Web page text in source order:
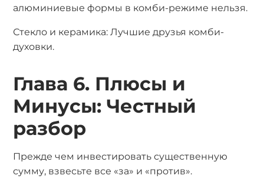
алюминиевые формы в комби-режиме нельзя.
Стекло и керамика: Лучшие друзья комби-
духовки.
Глава 6. Плюсы и
Минусы: Честный
разбор
Прежде чем инвестировать существенную
сумму, взвесьте все «за» и «против».